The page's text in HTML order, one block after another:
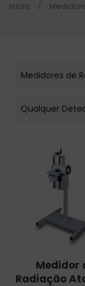
Início
Medidor
Radiação